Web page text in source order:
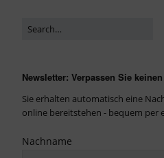
Newsletter: Verpassen Sie
Sie erhalten automatisch eine
online bereitstehen - bequem per
Nachname